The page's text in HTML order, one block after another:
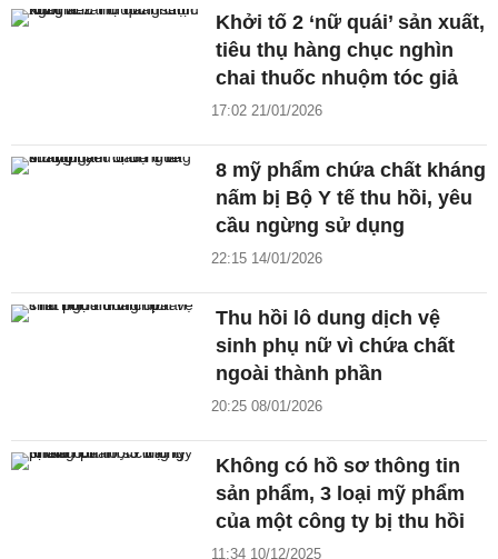
Khởi tố 2 ‘nữ quái’ sản xuất,
tiêu thụ hàng chục nghìn
chai thuốc nhuộm tóc giả
17:02 21/01/2026
8 mỹ phẩm chứa chất kháng
nấm bị Bộ Y tế thu hồi, yêu
cầu ngừng sử dụng
22:15 14/01/2026
Thu hồi lô dung dịch vệ
sinh phụ nữ vì chứa chất
ngoài thành phần
20:25 08/01/2026
Không có hồ sơ thông tin
sản phẩm, 3 loại mỹ phẩm
của một công ty bị thu hồi
11:34 10/12/2025